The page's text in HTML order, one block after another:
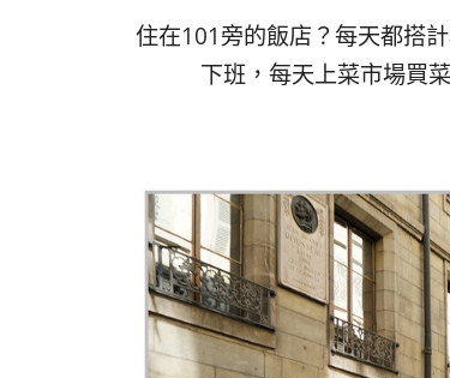
住在101旁的飯店？每天都搭
下班，每天上菜市場買